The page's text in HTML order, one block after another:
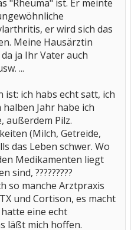
"Rheuma" ist. Er meinte
er wird sich das
Meine Hausärztin
ja Ihr Vater auch
...
ich habs echt satt, ich
Jahr habe ich
außerdem Pilz.
(Milch, Getreide,
das Leben schwer. Wo
Medikamenten liegt
sind, ?????????
so manche Arztpraxis
und Cortison, es macht
eine echt
läßt mich hoffen.